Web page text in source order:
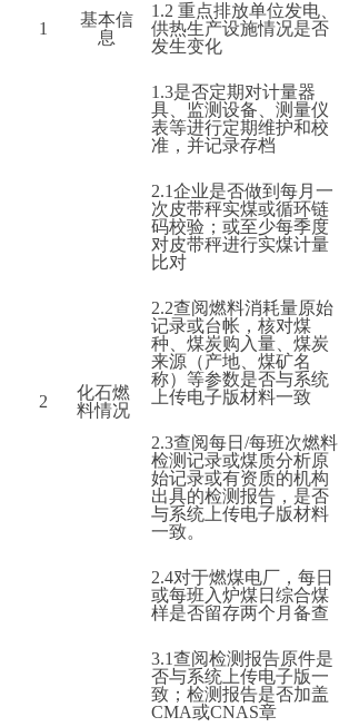
1
基本信
息
1.2 重点排放单位发电、
供热生产设施情况是否
发生变化
1.3是否定期对计量器
具、监测设备、测量仪
表等进行定期维护和校
准，并记录存档
2
化石燃
料情况
2.1企业是否做到每月一
次皮带秤实煤或循环链
码校验；或至少每季度
对皮带秤进行实煤计量
比对
2.2查阅燃料消耗量原始
记录或台帐，核对煤
种、煤炭购入量、煤炭
来源（产地、煤矿名
称）等参数是否与系统
上传电子版材料一致
2.3查阅每日/每班次燃料
检测记录或煤质分析原
始记录或有资质的机构
出具的检测报告，是否
与系统上传电子版材料
一致。
2.4对于燃煤电厂，每日
或每班入炉煤日综合煤
样是否留存两个月备查
3.1查阅检测报告原件是
否与系统上传电子版一
致；检测报告是否加盖
CMA或CNAS章